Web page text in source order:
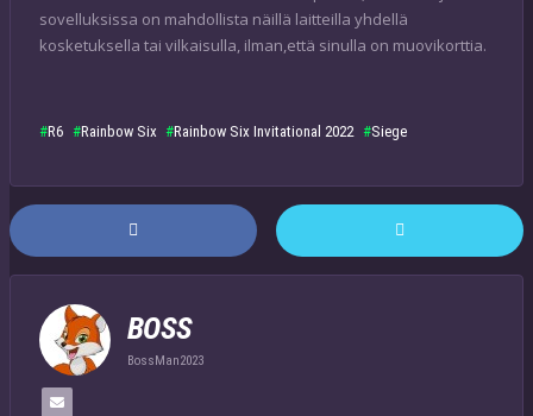
sovelluksissa on mahdollista näillä laitteilla yhdellä
kosketuksella tai vilkaisulla, ilman,että sinulla on muovikorttia.
R6 Rainbow Six Rainbow Six Invitational 2022 Siege
BOSS
BossMan2023